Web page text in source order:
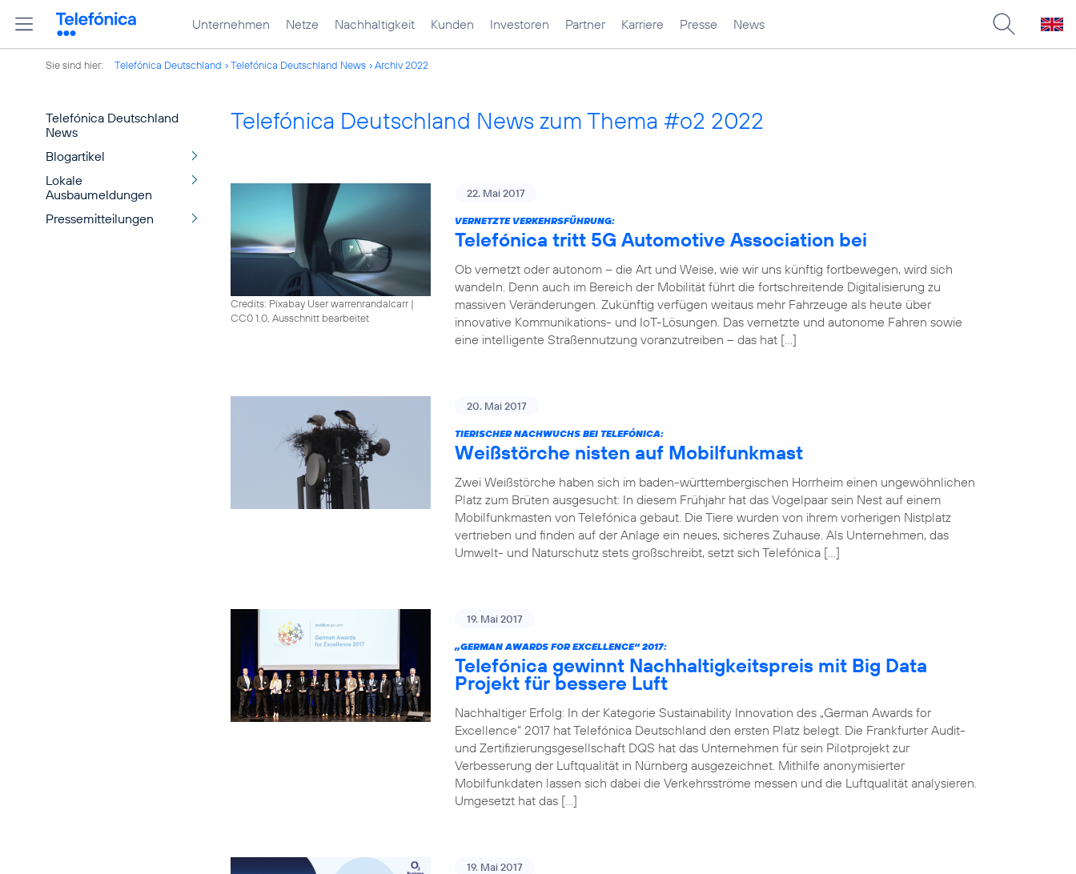
Unternehmen Netze Nachhaltigkeit Kunden Investoren Partner Karriere Presse News
Sie sind hier: Telefónica Deutschland Telefónica Deutschland News Archiv 2022
Telefónica Deutschland
News
Blogartikel
Lokale
Ausbaumeldungen
Pressemitteilungen
Telefónica Deutschland News zum Thema #o2 2022
Credits: Pixabay User warrenrandalcarr|
CC0 1.0, Ausschnitt bearbeitet
22. Mai 2017
VERNETZTE VERKEHRSFÜHRUNG:
Telefónica tritt 5G Automotive Association bei
Ob vernetzt oder autonom – die Art und Weise, wie wir uns künftig fortbewegen, wird sich
wandeln. Denn auch im Bereich der Mobilität führt die fortschreitende Digitalisierung zu
massiven Veränderungen. Zukünftig verfügen weitaus mehr Fahrzeuge als heute über
innovative Kommunikations- und IoT-Lösungen. Das vernetzte und autonome Fahren sowie
eine intelligente Straßennutzung voranzutreiben – das hat […]
20. Mai 2017
TIERISCHER NACHWUCHS BEI TELEFÓNICA:
Weißstörche nisten auf Mobilfunkmast
Zwei Weißstörche haben sich im baden-württembergischen Horrheim einen ungewöhnlichen
Platz zum Brüten ausgesucht: In diesem Frühjahr hat das Vogelpaar sein Nest auf einem
Mobilfunkmasten von Telefónica gebaut. Die Tiere wurden von ihrem vorherigen Nistplatz
vertrieben und finden auf der Anlage ein neues, sicheres Zuhause. Als Unternehmen, das
Umwelt- und Naturschutz stets großschreibt, setzt sich Telefónica […]
19. Mai 2017
„GERMAN AWARDS FOR EXCELLENCE“ 2017:
Telefónica gewinnt Nachhaltigkeitspreis mit Big Data
Projekt für bessere Luft
Nachhaltiger Erfolg: In der Kategorie Sustainability Innovation des „German Awards for
Excellence“ 2017 hat Telefónica Deutschland den ersten Platz belegt. Die Frankfurter Audit-
und Zertifizierungsgesellschaft DQS hat das Unternehmen für sein Pilotprojekt zur
Verbesserung der Luftqualität in Nürnberg ausgezeichnet. Mithilfe anonymisierter
Mobilfunkdaten lassen sich dabei die Verkehrsströme messen und die Luftqualität analysieren.
Umgesetzt hat das […]
19. Mai 2017